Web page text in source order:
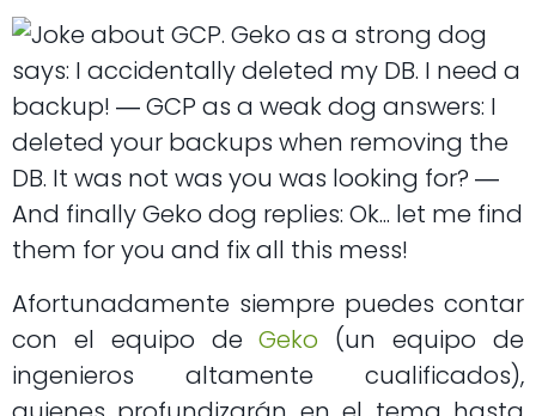
Afortunadamente siempre puedes contar
con el equipo deGeko (un equipo de
ingenieros altamente cualificados),